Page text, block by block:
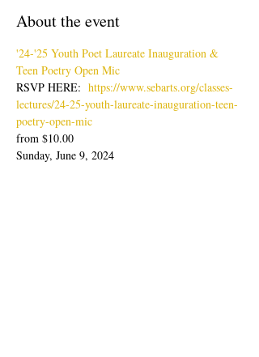
About the event
'24-'25 Youth Poet Laureate Inauguration &
Teen Poetry Open Mic
RSVP HERE: https://www.sebarts.org/classes-
lectures/24-25-youth-laureate-inauguration-teen-
poetry-open-mic
from $10.00
Sunday, June 9, 2024